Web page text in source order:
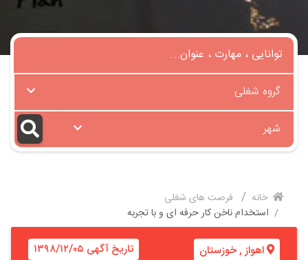
گروه شغلی
شهر
خانه
فرصت های شغلی
استخدام ناخن کار حرفه ای و با تجربه
اهواز ,خوزستان تاریخ آگهی ۱۳۹۸/۱۲/۰۵